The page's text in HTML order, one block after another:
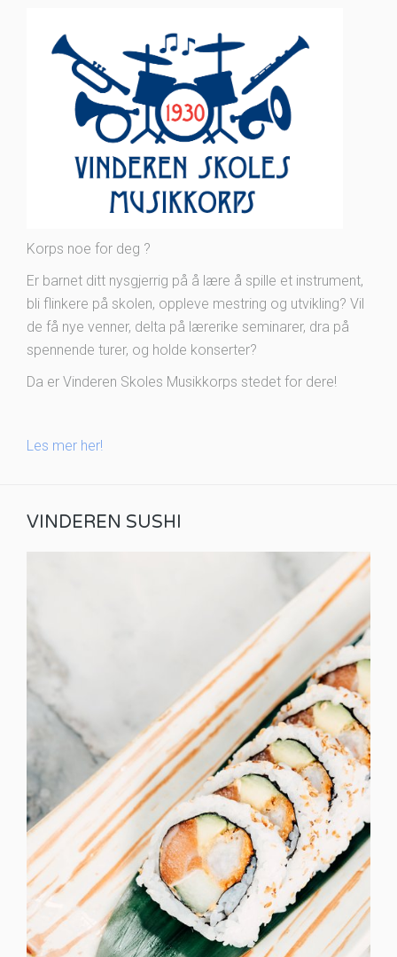
Korps noe for deg ?
Er barnet ditt nysgjerrig på å lære å spille et instrument,
bli flinkere på skolen, oppleve mestring og utvikling? Vil
de få nye venner, delta på lærerike seminarer, dra på
spennende turer, og holde konserter?
Da er Vinderen Skoles Musikkorps stedet for dere!
Les mer her!
VINDEREN SUSHI